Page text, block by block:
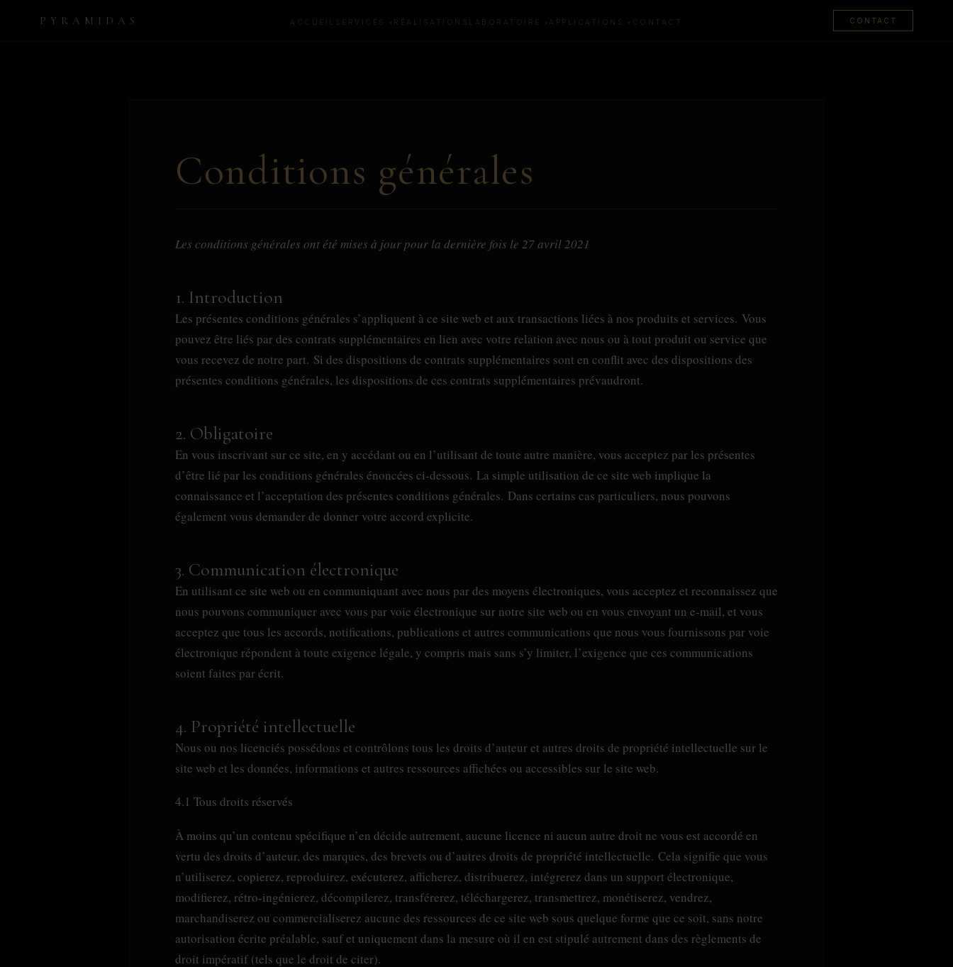
PYRAMIDAS ACCUEIL SERVICES RÉALISATIONS LABORATOIRE APPLICATIONS CONTACT CONTACT
Conditions générales
Les conditions générales ont été mises à jour pour la dernière fois le 27 avril 2021
1. Introduction
Les présentes conditions générales s’appliquent à ce site web et aux transactions liées à nos produits et services. Vous
pouvez être liés par des contrats supplémentaires en lien avec votre relation avec nous ou à tout produit ou service que
vous recevez de notre part. Si des dispositions de contrats supplémentaires sont en conflit avec des dispositions des
présentes conditions générales, les dispositions de ces contrats supplémentaires prévaudront.
2. Obligatoire
En vous inscrivant sur ce site, en y accédant ou en l’utilisant de toute autre manière, vous acceptez par les présentes
d’être lié par les conditions générales énoncées ci-dessous. La simple utilisation de ce site web implique la
connaissance et l’acceptation des présentes conditions générales. Dans certains cas particuliers, nous pouvons
également vous demander de donner votre accord explicite.
3. Communication électronique
En utilisant ce site web ou en communiquant avec nous par des moyens électroniques, vous acceptez et reconnaissez que
nous pouvons communiquer avec vous par voie électronique sur notre site web ou en vous envoyant un e-mail, et vous
acceptez que tous les accords, notifications, publications et autres communications que nous vous fournissons par voie
électronique répondent à toute exigence légale, y compris mais sans s’y limiter, l’exigence que ces communications
soient faites par écrit.
4. Propriété intellectuelle
Nous ou nos licenciés possédons et contrôlons tous les droits d’auteur et autres droits de propriété intellectuelle sur le
site web et les données, informations et autres ressources affichées ou accessibles sur le site web.
4.1 Tous droits réservés
À moins qu’un contenu spécifique n’en décide autrement, aucune licence ni aucun autre droit ne vous est accordé en
vertu des droits d’auteur, des marques, des brevets ou d’autres droits de propriété intellectuelle. Cela signifie que vous
n’utiliserez, copierez, reproduirez, exécuterez, afficherez, distribuerez, intégrerez dans un support électronique,
modifierez, rétro-ingénierez, décompilerez, transférerez, téléchargerez, transmettrez, monétiserez, vendrez,
marchandiserez ou commercialiserez aucune des ressources de ce site web sous quelque forme que ce soit, sans notre
autorisation écrite préalable, sauf et uniquement dans la mesure où il en est stipulé autrement dans des règlements de
droit impératif (tels que le droit de citer).